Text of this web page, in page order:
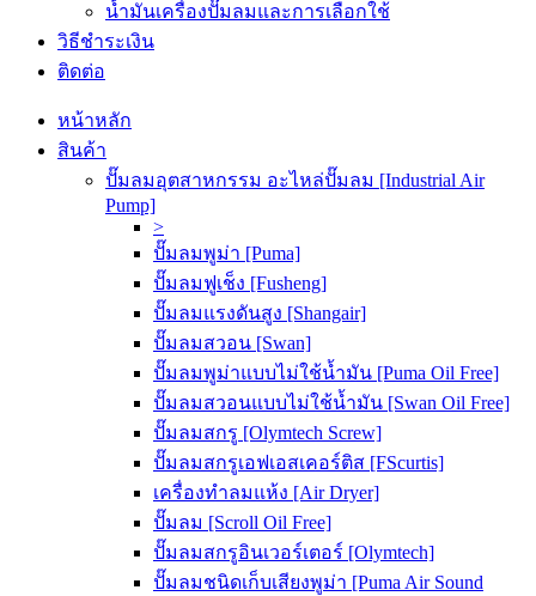
น้ำมันเครื่องปั๊มลมและการเลือกใช้
วิธีชำระเงิน
ติดต่อ
หน้าหลัก
สินค้า
ปั๊มลมอุตสาหกรรม อะไหล่ปั๊มลม [Industrial Air
Pump]
>
ปั๊มลมพูม่า [Puma]
ปั๊มลมฟูเช็ง [Fusheng]
ปั๊มลมแรงดันสูง [Shangair]
ปั๊มลมสวอน [Swan]
ปั๊มลมพูม่าแบบไม่ใช้น้ำมัน [Puma Oil Free]
ปั๊มลมสวอนแบบไม่ใช้น้ำมัน [Swan Oil Free]
ปั๊มลมสกรู [Olymtech Screw]
ปั๊มลมสกรูเอฟเอสเคอร์ติส [FScurtis]
เครื่องทำลมแห้ง [Air Dryer]
ปั๊มลม [Scroll Oil Free]
ปั๊มลมสกรูอินเวอร์เตอร์ [Olymtech]
ปั๊มลมชนิดเก็บเสียงพูม่า [Puma Air Sound